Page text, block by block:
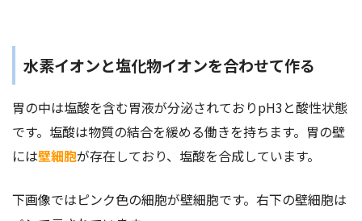
水素イオンと塩化物イオンを合わせて作る
胃の中は塩酸を含む胃液が分泌されておりpH3と酸性状態
です。塩酸は物質の結合を緩める働きを持ちます。胃の壁
には壁細胞が存在しており、塩酸を合成しています。
下画像ではピンク色の細胞が壁細胞です。右下の壁細胞は